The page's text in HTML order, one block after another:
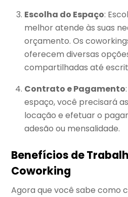
Escolha do Espaço:
melhor atende às suas
orçamento. Os
oferecem diversas
compartilhadas até
Contrato e Pagamento
espaço, você precisará
locação e efetuar o
adesão ou mensalidade.
Benefícios de
Coworking
Agora que você sabe como